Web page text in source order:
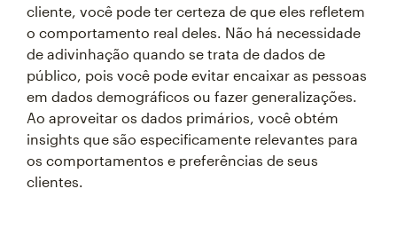
cliente, você pode ter certeza de que eles refletem
o comportamento real deles. Não há necessidade
de adivinhação quando se trata de dados de
público, pois você pode evitar encaixar as pessoas
em dados demográficos ou fazer generalizações.
Ao aproveitar os dados primários, você obtém
insights que são especificamente relevantes para
os comportamentos e preferências de seus
clientes.